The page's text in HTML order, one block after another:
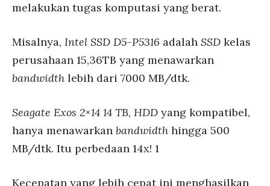
melakukan tugas komputasi yang berat.
Misalnya, Intel SSD D5-P5316 adalah SSD kelas
perusahaan 15,36TB yang menawarkan
bandwidth lebih dari 7000 MB/dtk.
Seagate Exos 2×14 14 TB, HDD yang kompatibel,
hanya menawarkan bandwidth hingga 500
MB/dtk. Itu perbedaan 14x! 1
Kecepatan yang lebih cepat ini menghasilkan